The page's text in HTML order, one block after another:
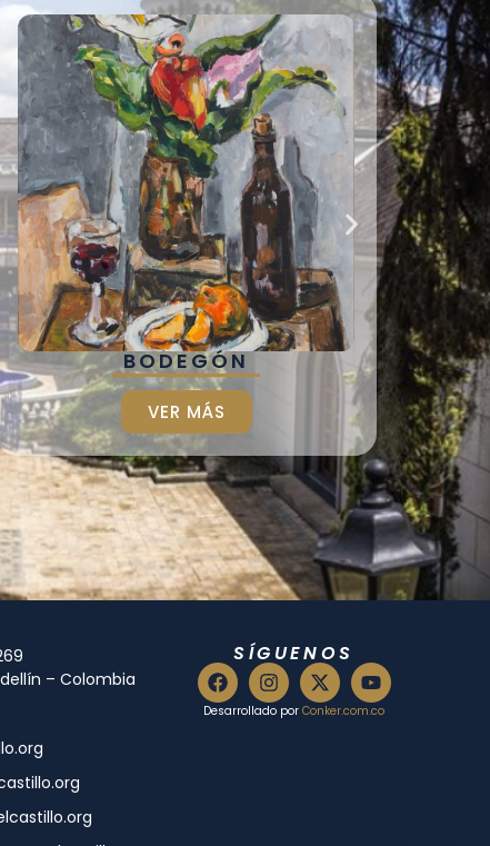
BODEGÓN
VER MÁS
– Colombia
SÍGUENOS
Desarrollado por Conker.com.co